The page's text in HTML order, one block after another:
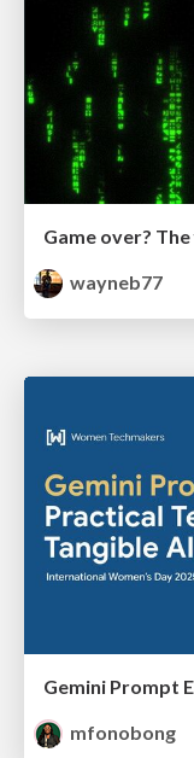
wayneb77
mfonobong